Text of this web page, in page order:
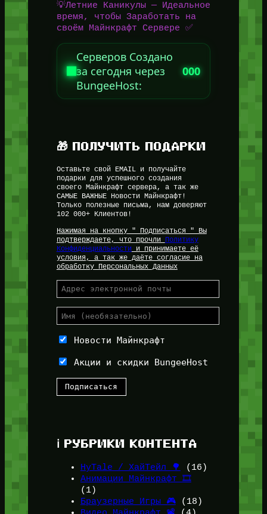
💡Летние Каникулы — Идеальное
время, чтобы Заработать на
своём Майнкрафт Сервере ✅
Серверов Создано
за сегодня через
BungeeHost:
000
🎁 ПОЛУЧИТЬ ПОДАРКИ
Оставьте свой EMAIL и получайте
подарки для успешного создания
своего Майнкрафт сервера, а так же
САМЫЕ ВАЖНЫЕ Новости Майнкрафт!
Только полезные письма, нам доверяют
102 000+ Клиентов!
Нажимая на кнопку " Подписаться " Вы
подтверждаете, что прочли Политику
Конфиденциальностии принимаете её
условия, а так же даёте согласие на
обработку Персональных Данных
Новости Майнкрафт
Акции и скидки BungeeHost
ℹ️ РУБРИКИ КОНТЕНТА
HyTale / ХайТейл 🌳
(16)
Анимации Майнкрафт 🎞️
(1)
Браузерные Игры 🎮(18)